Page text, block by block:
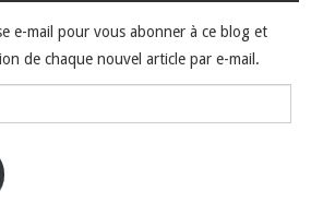
e-mail pour vous abonner à ce blog et
de chaque nouvel article par e-mail.